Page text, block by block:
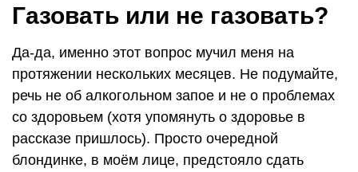
Газовать или не газовать?
Да-да, именно этот вопрос мучил меня на
протяжении нескольких месяцев. Не подумайте,
речь не об алкогольном запое и не о проблемах
со здоровьем (хотя упомянуть о здоровье в
рассказе пришлось). Просто очередной
блондинке, в моём лице, предстояло сдать